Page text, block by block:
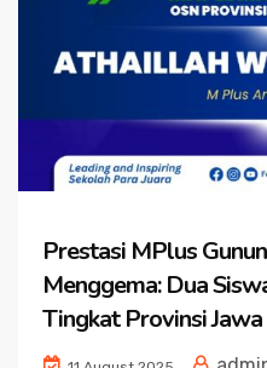
Prestasi MPlus
Menggema: Dua
Tingkat Provinsi Jawa